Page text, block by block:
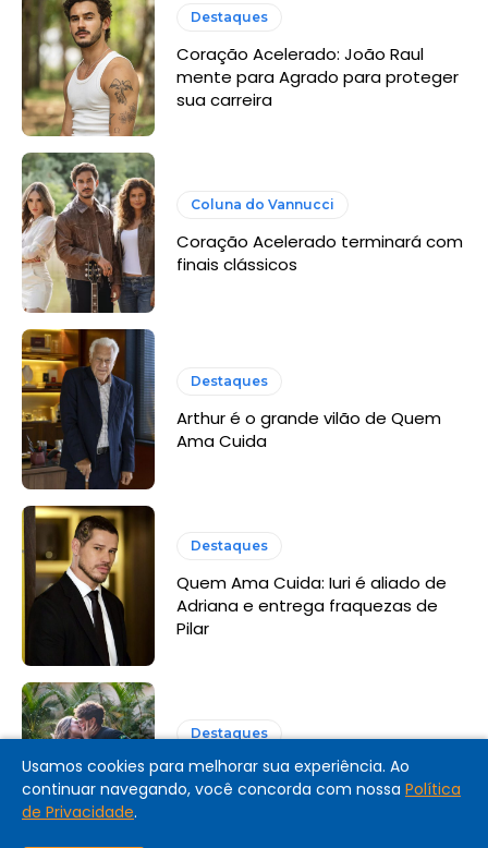
Destaques
Coração Acelerado: João Raul
mente para Agrado para proteger
sua carreira
Coluna do Vannucci
Coração Acelerado terminará com
finais clássicos
Destaques
Arthur é o grande vilão de Quem
Ama Cuida
Destaques
Quem Ama Cuida: Iuri é aliado de
Adriana e entrega fraquezas de
Pilar
Destaques
Coração Acelerado: resumo dos
últimos capítulos
Usamos cookies para melhorar sua experiência. Ao
continuar navegando, você concorda com nossa Política
de Privacidade.